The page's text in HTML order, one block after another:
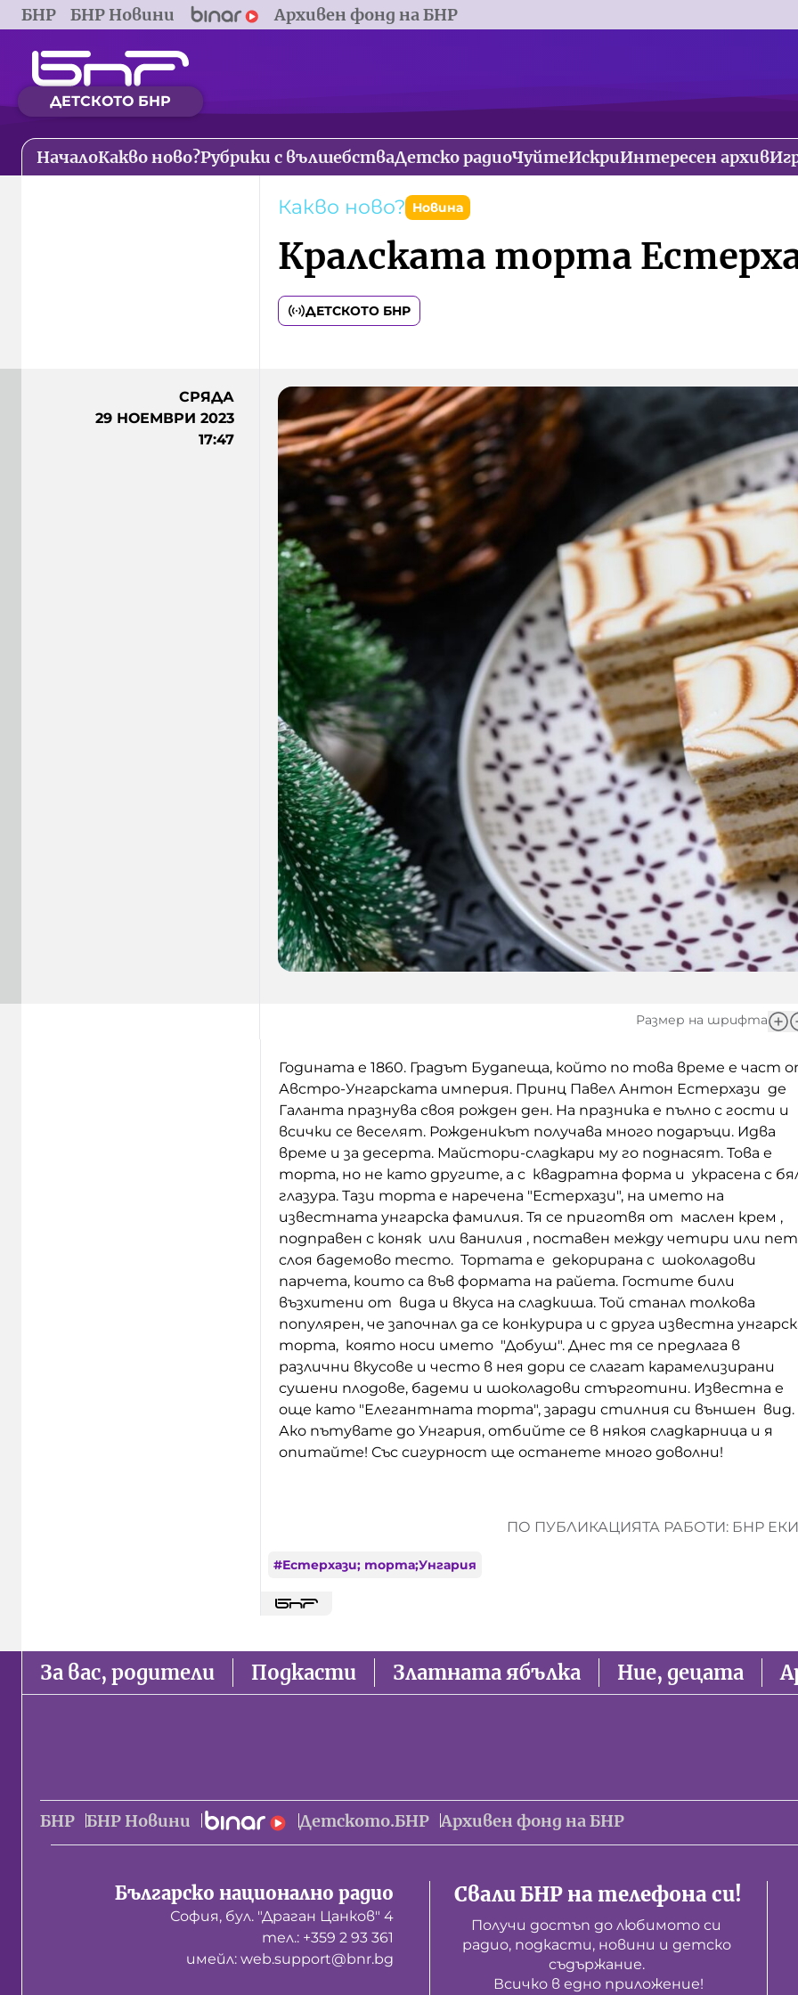
БНР БНР Новини Архивен фонд на БНР
ДЕТСКОТО БНР
НачалоКакво ново?Рубрики с вълшебстваДетско радиоЧуйтеИскриИнтересен архив
Какво ново? Новина
Кралската торта
ДЕТСКОТО БНР
СРЯДА
29 НОЕМВРИ 2023
17:47
Размер на шрифта
Годината е 1860. Градът Будапеща, който по това време е част
Австро-Унгарската империя. Принц Павел Антон Естерхази де
Галанта празнува своя рожден ден. На празника е пълно с гости и
всички се веселят. Рожденикът получава много подаръци. Идва
време и за десерта. Майстори-сладкари му го поднасят. Това е
торта, но не като другите, а с квадратна форма и украсена с
глазура. Тази торта е наречена "Естерхази", на името на
известната унгарска фамилия. Тя се приготвя от маслен крем ,
подправен с коняк или ванилия , поставен между четири или пет
слоя бадемово тесто. Тортата е декорирана с шоколадови
парчета, които са във формата на райета. Гостите били
възхитени от вида и вкуса на сладкиша. Той станал толкова
популярен, че започнал да се конкурира и с друга известна
торта, която носи името "Добуш". Днес тя се предлага в
различни вкусове и често в нея дори се слагат карамелизирани
сушени плодове, бадеми и шоколадови стърготини. Известна е
още като "Елегантната торта", заради стилния си външен вид.
Ако пътувате до Унгария, отбийте се в някоя сладкарница и я
опитайте! Със сигурност ще останете много доволни!
ПО ПУБЛИКАЦИЯТА РАБОТИ: БНР
#Естерхази; торта;Унгария
За вас, родители Подкасти Златната ябълка Ние, децата
БНР БНР Новини Детското.БНР Архивен фонд на БНР
Българско национално радио
София, бул. "Драган Цанков" 4
тел.: +359 2 93 361
имейл: web.support@bnr.bg
Свали БНР на телефона си!
Получи достъп до любимото си
радио, подкасти, новини и детско
съдържание.
Всичко в едно приложение!